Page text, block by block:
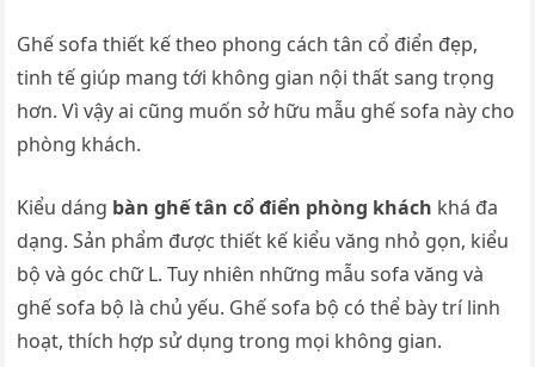
Ghế sofa thiết kế theo phong cách tân cổ điển đẹp,
tinh tế giúp mang tới không gian nội thất sang trọng
hơn. Vì vậy ai cũng muốn sở hữu mẫu ghế sofa này cho
phòng khách.
Kiểu dáng bàn ghế tân cổ điển phòng khách khá đa
dạng. Sản phẩm được thiết kế kiểu văng nhỏ gọn, kiểu
bộ và góc chữ L. Tuy nhiên những mẫu sofa văng và
ghế sofa bộ là chủ yếu. Ghế sofa bộ có thể bày trí linh
hoạt, thích hợp sử dụng trong mọi không gian.